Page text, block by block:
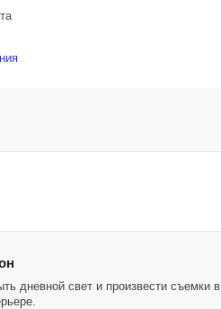
дневной свет и произвести съемки в